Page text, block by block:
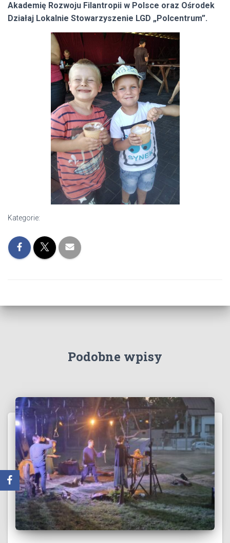
Akademię Rozwoju Filantropii w Polsce oraz Ośrodek
Działaj Lokalnie Stowarzyszenie LGD „Polcentrum”.
Kategorie:
Podobne wpisy